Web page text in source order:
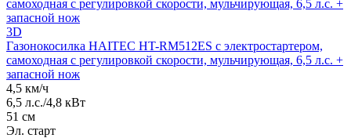
3D
Газонокосилка HAITEC HT-RM512ES с электростартером,
самоходная с регулировкой скорости, мульчирующая, 6,5 л.с. +
запасной нож
4,5 км/ч
6,5 л.с./4,8 кВт
51 см
Эл. старт